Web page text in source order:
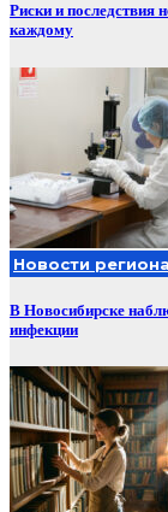
Риски и последствия
каждому
Новости региона
В Новосибирске
инфекции